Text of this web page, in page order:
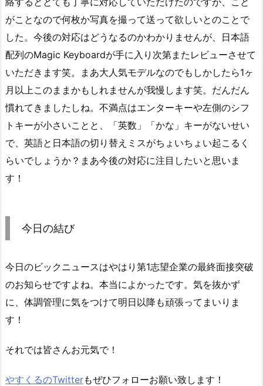
がことなので何枚か写真を撮って送って欲しいとのことで
した。今後の対応はどうなるのかわかりませんが、日本語
配列のMagic Keyboardが手に入り次第またレビューさせて
いただきます笑。まあ大人気モデルなのでもしかしたら1ヶ
月以上このままかもしれませんが我慢します笑。だんだん
慣れてきましたしね。不満点はエンターキーや左側のシフ
トキーが小さいことと、「英数」「かな」キーがないせい
で、英語と日本語の切り替えミスがちょいちょい起こるく
らいでしょうか？まあ今後の対応に注目したいと思いま
す！
今日の結び
今日のビックニュースはやはり第1志望企業の最終面接突破
のお知らせですよね。本当によかったです。気を抜かず
に、体調管理に気をつけて明日以降も頑張ってまいりま
す！
それでは皆さんお元気で！
やすくるのTwitterもぜひフォローお願い致します！